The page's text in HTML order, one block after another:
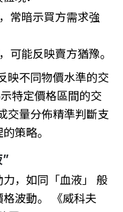
常暗示買方需求強
可能反映賣方猶豫。
映不同物價水準的交
特定價格區間的交
交量分佈精準判斷支
策略。
，如同「血液」 般
波動。 《威科夫